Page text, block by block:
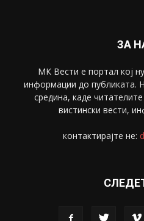
ЗА
МК Вести е портал коj
информации до публиката.
средина, каде
вистински вести,
контактирајте не: